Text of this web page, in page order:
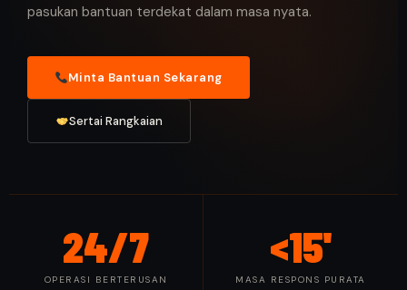
pasukan bantuan terdekat dalam masa nyata.
Minta Bantuan Sekarang
Sertai Rangkaian
24/7
OPERASI BERTERUSAN
<15'
MASA RESPONS PURATA